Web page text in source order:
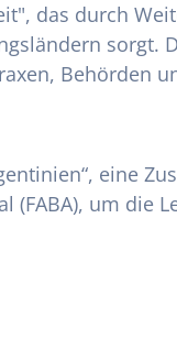
das durch
Behörden
eine
um die